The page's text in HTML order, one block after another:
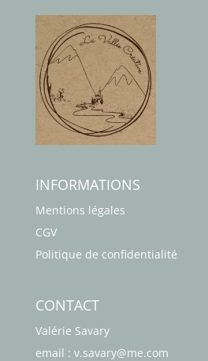
INFORMATIONS
Mentions légales
CGV
Politique de confidentialité
CONTACT
Valérie Savary
email : v.savary@me.com